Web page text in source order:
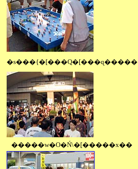
�s���{�[���Q�[���ɋ�����
�����w�O�Ń\�[�����x��